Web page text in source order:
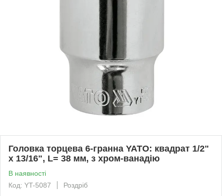
Головка торцева 6-гранна YATO: квадрат 1/2"
х 13/16", L= 38 мм, з хром-ванадію
В наявності
Код: YT-5087
Роздріб